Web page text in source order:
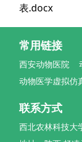
表.docx
常用链接
西安动物医院
动物医学虚拟仿
联系方式
西北农林科技大